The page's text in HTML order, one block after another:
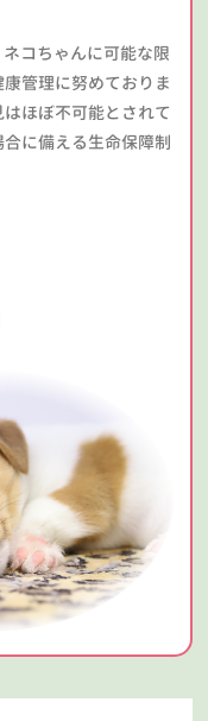
コちゃんに可能な限
管理に努めておりま
ほぼ不可能とされて
に備える生命保障制